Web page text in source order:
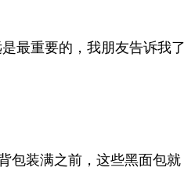
最重要的，我朋友告诉我了
包装满之前，这些黑面包就